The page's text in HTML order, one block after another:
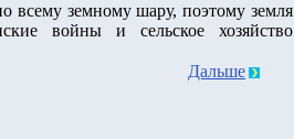
всему земному шару, поэтому земля
войны и сельское хозяйство
Дальше